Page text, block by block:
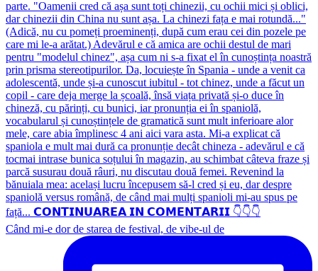
Când mi-e dor de starea de festival, de vibe-ul de